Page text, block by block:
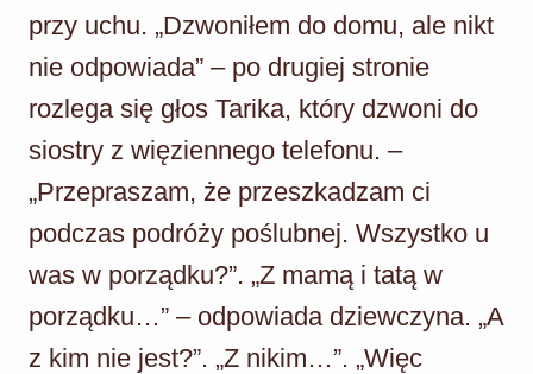
przy uchu. „Dzwoniłem do domu, ale nikt
nie odpowiada” – po drugiej stronie
rozlega się głos Tarika, który dzwoni do
siostry z więziennego telefonu. –
„Przepraszam, że przeszkadzam ci
podczas podróży poślubnej. Wszystko u
was w porządku?”. „Z mamą i tatą w
porządku…” – odpowiada dziewczyna. „A
z kim nie jest?”. „Z nikim…”. „Więc